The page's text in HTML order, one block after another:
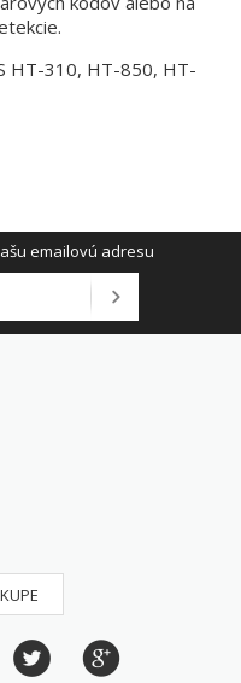
HT-310, HT-850, HT-
emailovú adresu